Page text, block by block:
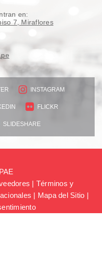
en:
7, Miraflores
INSTAGRAM
FLICKR
SLIDESHARE
| Términos y
| Mapa del Sitio |